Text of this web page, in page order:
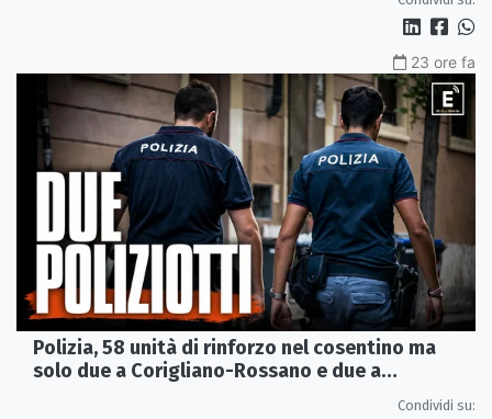
23 ore fa
Polizia, 58 unità di rinforzo nel cosentino ma
solo due a Corigliano-Rossano e due a
Condividi su: